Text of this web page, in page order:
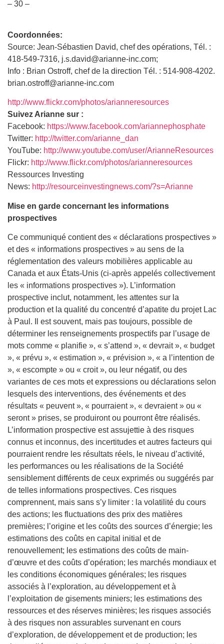
– 30 –
Coordonnées:
Source: Jean-Sébastien David, chef des opérations, Tél. :
418-549-7316, j.s.david@arianne-inc.com;
Info : Brian Ostroff, chef de la direction Tél. : 514-908-4202.
brian.ostroff@arianne-inc.com
http://www.flickr.com/photos/arianneresources
Suivez Arianne sur :
Facebook: https://www.facebook.com/ariannephosphate
Twitter: http://twitter.com/arianne_dan
YouTube: http://www.youtube.com/user/ArianneResources
Flickr: http://www.flickr.com/photos/arianneresources
Ressources Investing
News: http://resourceinvestingnews.com/?s=Arianne
Mise en garde concernant les informations
prospectives
Ce communiqué contient des « déclarations prospectives »
et des « informations prospectives » au sens de la
réglementation des valeurs mobilières applicable au
Canada et aux États-Unis (ci-après appelés collectivement
les « informations prospectives »). L’information
prospective inclut, notamment, les attentes sur la
production et la qualité du concentré d’apatite du projet Lac
à Paul. Il est souvent, mais pas toujours, possible de
déterminer les renseignements prospectifs par l’usage de
mots comme « planifie », « s’attend », « devrait », « budget
», « prévu », « estimation », « prévision », « a l’intention de
», « escompte » ou « croit », ou leur négatif, ou des
variantes de ces mots et expressions ou déclarations selon
lesquels des interventions, des événements et des
résultats « peuvent », « pourraient », « devraient » ou «
seront » prises, se produiront ou pourront être réalisés.
L’information prospective est assujettie à des risques
connus et inconnus, des incertitudes et autres facteurs qui
pourraient rendre les résultats réels, le niveau d’activité,
les performances ou les réalisations de la Société
sensiblement différents de ceux exprimés ou suggérés par
de telles informations prospectives. Ces risques
comprennent, mais sans s’y limiter : la volatilité du cours
des actions; les fluctuations des prix des matières
premières; l’origine et les coûts des sources d’énergie; les
estimations des coûts en capital initial et de
renouvellement; les estimations des coûts de main-
d’œuvre et des coûts d’opération; les marchés mondiaux et
les conditions économiques générales; les risques
associés à l’exploration, au développement et à
l’exploitation de gisements miniers; les estimations des
ressources et des réserves minières; les risques associés
à des risques non assurables survenant en cours
d’exploration, de développement et de production; les